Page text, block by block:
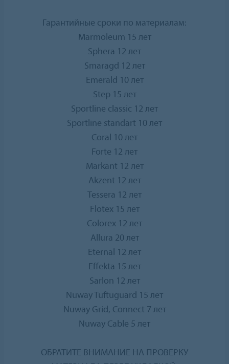
Гарантийные сроки по материалам:
Marmoleum 15 лет
Sphera 12 лет
Smaragd 12 лет
Emerald 10 лет
Step 15 лет
Sportline classic 12 лет
Sportline standart 10 лет
Coral 10 лет
Forte 12 лет
Markant 12 лет
Akzent 12 лет
Tessera 12 лет
Flotex 15 лет
Colorex 12 лет
Allura 20 лет
Eternal 12 лет
Effekta 15 лет
Sarlon 12 лет
Nuway Tuftuguard 15 лет
Nuway Grid, Connect 7 лет
Nuway Cable 5 лет
ОБРАТИТЕ ВНИМАНИЕ НА ПРОВЕРКУ